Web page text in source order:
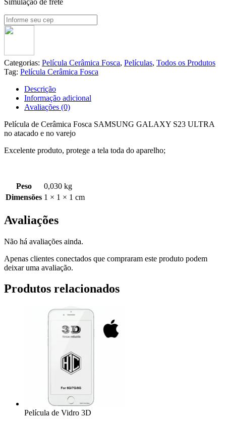
Categorias: Película Cerâmica Fosca, Películas, Todos os Produtos
Tag: Película Cerâmica Fosca
Descrição
Informação adicional
Avaliações (0)
Película de Cerâmica Fosca SAMSUNG GALAXY S23 ULTRA
no atacado e no varejo
Excelente produto, protege a tela toda do aparelho;
Peso
0,030 kg
Dimensões 1 × 1 × 1 cm
Avaliações
Não há avaliações ainda.
Apenas clientes conectados que compraram este produto podem
deixar uma avaliação.
Produtos relacionados
Película de Vidro 3D